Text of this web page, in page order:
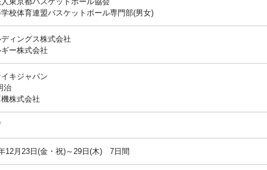
校体育連盟バスケットボール専門部(男女)
ディングス株式会社
ギー株式会社
キジャパン
治
株式会社
12月23日(金・祝)～29日(木) 7日間